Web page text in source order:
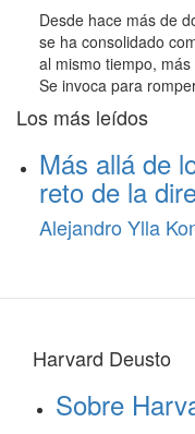
Desde hace más de
se ha consolidado
al mismo tiempo,
Se invoca para
Los más leídos
Más allá de
reto de la
Alejandro Ylla
Harvard Deusto
Sobre